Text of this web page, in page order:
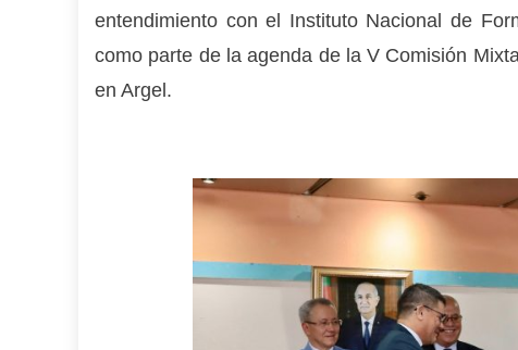
entendimiento con el Instituto Nacional de
como parte de la agenda de la V Comisión
en Argel.